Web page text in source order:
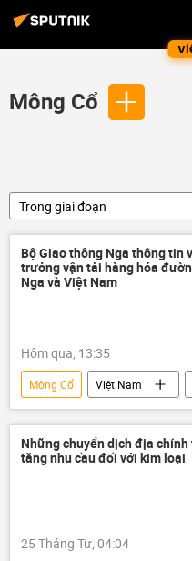
Mông Cổ
Trong giai đoạn
Bộ Giao thông Nga thông tin
trưởng vận tải hàng hóa
Nga và Việt Nam
Hôm qua, 13:35
Mông Cổ Việt Nam
Trung Quốc
Bộ Xây
đường sắt
Hợp tác
Thế giới
Những chuyển dịch địa
tăng nhu cầu đối với kim loại
25 Tháng Tư, 04:04